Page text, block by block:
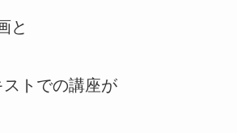
と
トでの講座が